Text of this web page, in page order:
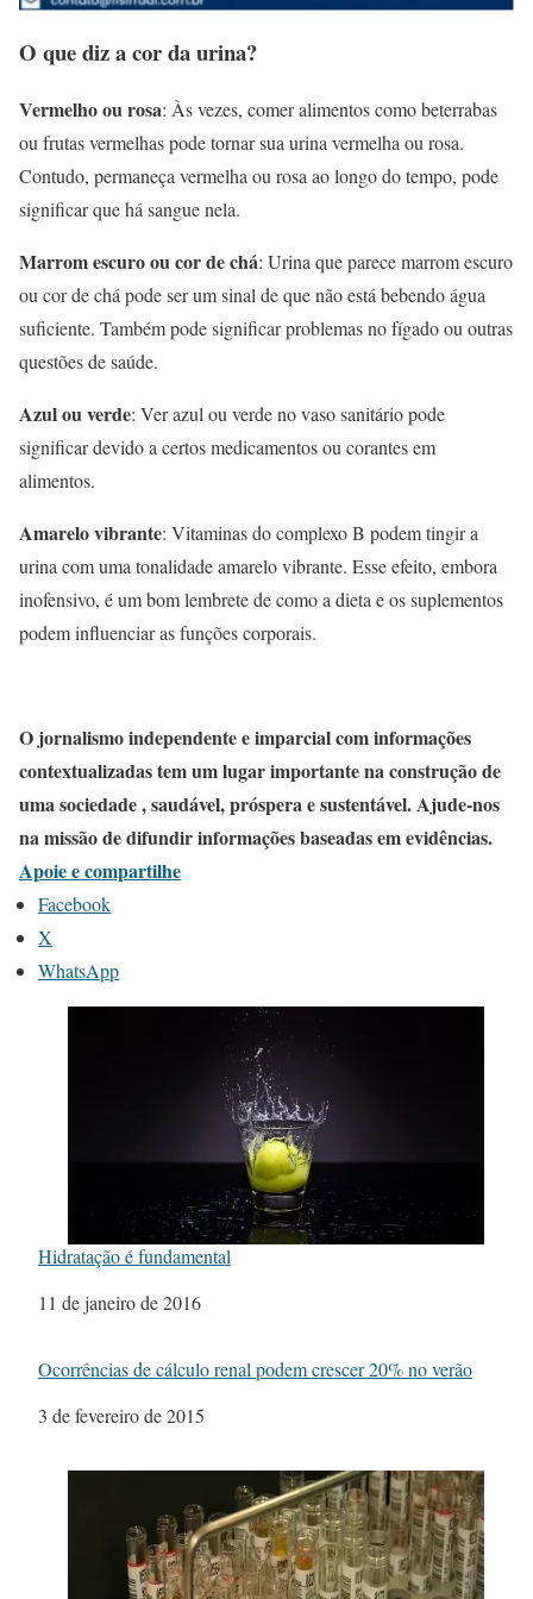
O que diz a cor da urina?
Vermelho ou rosa: Às vezes, comer alimentos como beterrabas
ou frutas vermelhas pode tornar sua urina vermelha ou rosa.
Contudo, permaneça vermelha ou rosa ao longo do tempo, pode
significar que há sangue nela.
Marrom escuro ou cor de chá: Urina que parece marrom escuro
ou cor de chá pode ser um sinal de que não está bebendo água
suficiente. Também pode significar problemas no fígado ou outras
questões de saúde.
Azul ou verde: Ver azul ou verde no vaso sanitário pode
significar devido a certos medicamentos ou corantes em
alimentos.
Amarelo vibrante: Vitaminas do complexo B podem tingir a
urina com uma tonalidade amarelo vibrante. Esse efeito, embora
inofensivo, é um bom lembrete de como a dieta e os suplementos
podem influenciar as funções corporais.
O jornalismo independente e imparcial com informações
contextualizadas tem um lugar importante na construção de
uma sociedade , saudável, próspera e sustentável. Ajude-nos
na missão de difundir informações baseadas em evidências.
Apoie e compartilhe
Facebook
X
WhatsApp
Hidratação é fundamental
Data
11 de janeiro de 2016
Ocorrências de cálculo renal podem crescer 20% no verão
Data
3 de fevereiro de 2015